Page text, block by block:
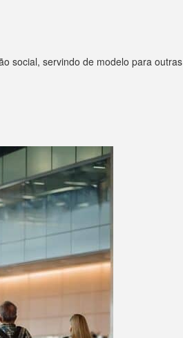
social, servindo de modelo para outras